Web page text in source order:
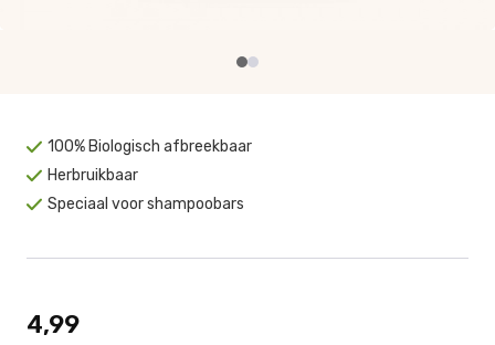
100% Biologisch afbreekbaar
Herbruikbaar
Speciaal voor shampoobars
4,99